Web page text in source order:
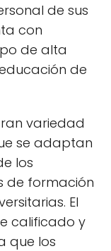
de sus
con
de alta
de
variedad
se adaptan
los
de formación
El
calificado y
que los